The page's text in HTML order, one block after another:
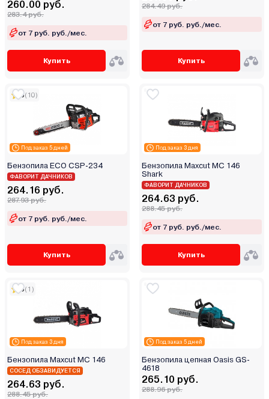
260.00 руб.
283.4 руб.
от 7 руб. руб./мес.
Купить
284.49 руб.
от 7 руб. руб./мес.
Купить
Под заказ 5 дней
5(10)
Бензопила ECO CSP-234
ФАВОРИТ ДАЧНИКОВ
264.16 руб.
287.93 руб.
от 7 руб. руб./мес.
Купить
Под заказ 3 дня
Бензопила Maxcut MC 146
Shark
ФАВОРИТ ДАЧНИКОВ
264.63 руб.
288.45 руб.
от 7 руб. руб./мес.
Купить
Под заказ 3 дня
5(1)
Бензопила Maxcut MC 146
СОСЕД ОБЗАВИДУЕТСЯ
264.63 руб.
288.45 руб.
Под заказ 5 дней
Бензопила цепная Oasis GS-
4618
265.10 руб.
288.96 руб.